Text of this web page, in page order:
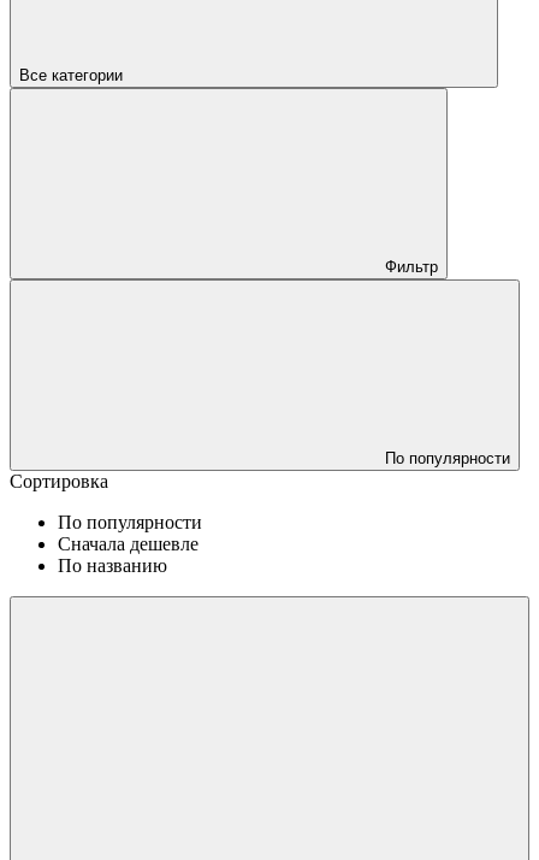
Все категории
Фильтр
По популярности
Сортировка
По популярности
Сначала дешевле
По названию